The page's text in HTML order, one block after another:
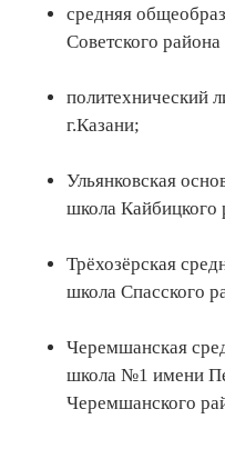
средняя
Советского района
политехнический
г.Казани;
Ульянковская
школа Кайбицкого
Трёхозёрская
школа Спасского
Черемшанская
школа №1 имени
Черемшанского